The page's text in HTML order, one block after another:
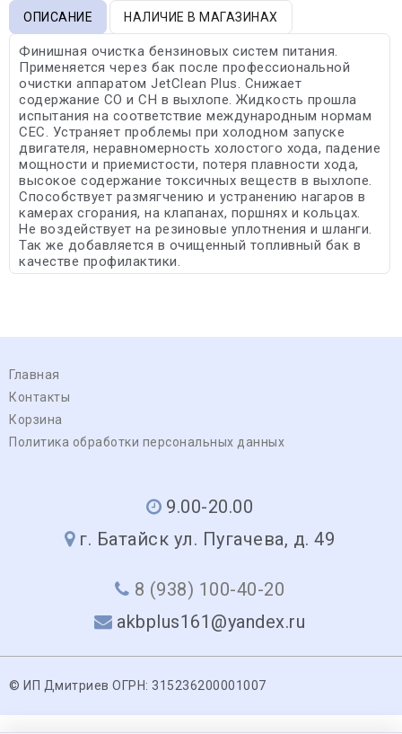
ОПИСАНИЕ НАЛИЧИЕ В МАГАЗИНАХ
Финишная очистка бензиновых систем питания.
Применяется через бак после профессиональной
очистки аппаратом JetClean Plus. Снижает
содержание СО и СН в выхлопе. Жидкость прошла
испытания на соответствие международным нормам
CEC. Устраняет проблемы при холодном запуске
двигателя, неравномерность холостого хода, падение
мощности и приемистости, потеря плавности хода,
высокое содержание токсичных веществ в выхлопе.
Способствует размягчению и устранению нагаров в
камерах сгорания, на клапанах, поршнях и кольцах.
Не воздействует на резиновые уплотнения и шланги.
Так же добавляется в очищенный топливный бак в
качестве профилактики.
Главная
Контакты
Корзина
Политика обработки персональных данных
9.00-20.00
г. Батайск ул. Пугачева, д. 49
8 (938) 100-40-20
akbplus161@yandex.ru
© ИП Дмитриев ОГРН: 315236200001007